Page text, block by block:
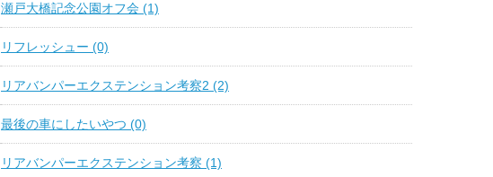
瀬戸大橋記念公園オフ会 (1)
リフレッシュー (0)
リアバンパーエクステンション考察2 (2)
最後の車にしたいやつ (0)
リアバンパーエクステンション考察 (1)